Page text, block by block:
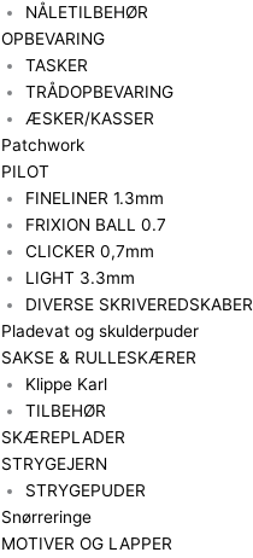
NÅLETILBEHØR
OPBEVARING
TASKER
TRÅDOPBEVARING
ÆSKER/KASSER
Patchwork
PILOT
FINELINER 1.3mm
FRIXION BALL 0.7
CLICKER 0,7mm
LIGHT 3.3mm
DIVERSE SKRIVEREDSKABER
Pladevat og skulderpuder
SAKSE & RULLESKÆRER
Klippe Karl
TILBEHØR
SKÆREPLADER
STRYGEJERN
STRYGEPUDER
Snørreringe
MOTIVER OG LAPPER